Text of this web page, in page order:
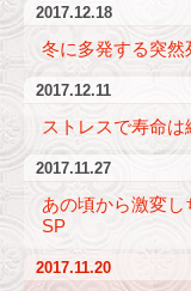
2017.12.18
冬に多発する突然
2017.12.11
ストレスで寿命
2017.11.27
あの頃から激変
SP
2017.11.20